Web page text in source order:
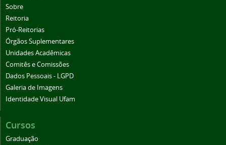
Sobre
Reitoria
Pró-Reitorias
Órgãos Suplementares
Unidades Acadêmicas
Comitês e Comissões
Dados Pessoais - LGPD
Galeria de Imagens
Identidade Visual Ufam
Cursos
Graduação